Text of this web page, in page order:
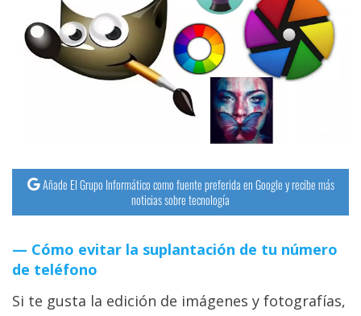
Plataformas
streaming
y
Tutoriales
Sistemas
operativos
Añade El Grupo Informático como fuente preferida en Google y recibe más
noticias sobre tecnología
Cómo evitar la suplantación de tu número
de teléfono
Si te gusta la edición de imágenes y fotografías,